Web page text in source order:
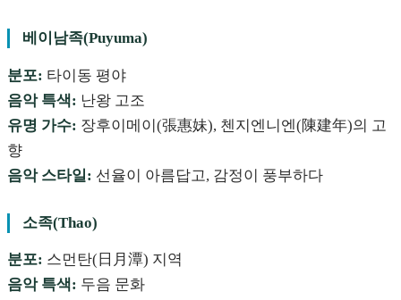
베이남족(Puyuma)
분포: 타이동 평야
음악 특색: 난왕 고조
유명 가수: 장후이메이(張惠妹), 첸지엔니엔(陳建年)의 고
향
음악 스타일: 선율이 아름답고, 감정이 풍부하다
소족(Thao)
분포: 스먼탄(日月潭) 지역
음악 특색: 두음 문화